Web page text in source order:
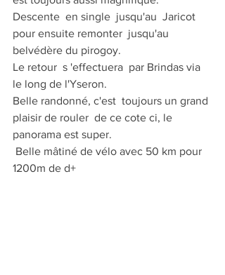
Descente  en single  jusqu'au  Jaricot
pour ensuite remonter  jusqu'au
belvédère du pirogoy.
Le retour  s 'effectuera  par Brindas via
le long de l'Yseron.
Belle randonné, c'est  toujours un grand
plaisir de rouler  de ce cote ci, le
panorama est super.
1200m de d+